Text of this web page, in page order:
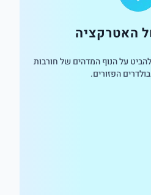
האטרקציה
על הנוף המדהים של חורבות
הפזורים.